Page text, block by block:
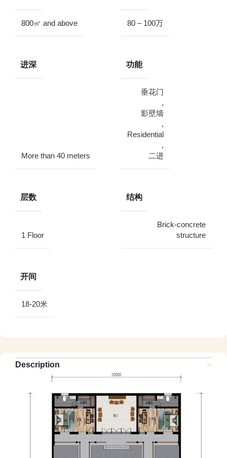
800㎡ and above 80 – 100万
进深
More than 40 meters
功能
垂花门
,
影壁墙
,
Residential
,
二进
层数
1 Floor
结构
Brick-concrete
structure
开间
18-20米
Description